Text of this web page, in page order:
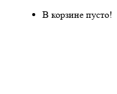
В корзине пусто!